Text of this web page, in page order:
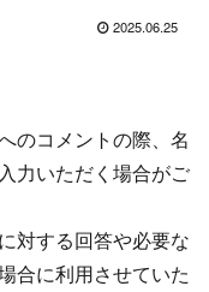
2025.06.25
のコメントの際、名
力いただく場合がご
対する回答や必要な
合に利用させていた